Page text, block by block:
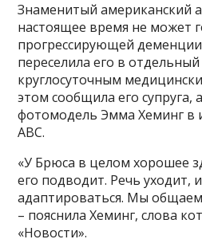
Знаменитый американский
настоящее время не может
прогрессирующей
переселила его в
круглосуточным
этом сообщила его супруга,
фотомодель Эмма Хеминг в
ABC.
«У Брюса в целом хорошее
его подводит. Речь уходит,
адаптироваться. Мы
– пояснила Хеминг, слова
«Новости».